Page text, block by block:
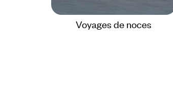
Voyages de noces